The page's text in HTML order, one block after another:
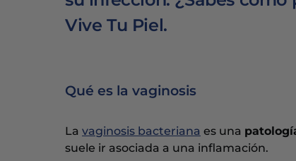
Vive Tu Piel.
Qué es la vaginosis
La vaginosis bacteriana es una
suele ir asociada a una inflamación.